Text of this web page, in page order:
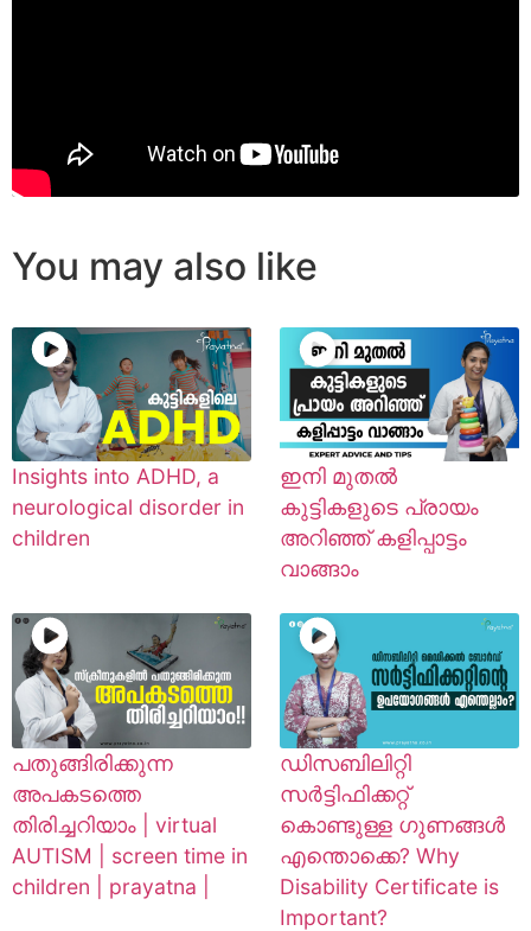
You may also like
Insights into ADHD, a
neurological disorder in
children
ഇനി മുതൽ
കുട്ടികളുടെ പ്രായം
അറിഞ്ഞ് കളിപ്പാട്ടം
വാങ്ങാം
പതുങ്ങിരിക്കുന്ന
അപകടത്തെ
തിരിച്ചറിയാം | virtual
AUTISM | screen time in
children | prayatna |
ഡിസബിലിറ്റി
സർട്ടിഫിക്കറ്റ്
കൊണ്ടുള്ള ഗുണങ്ങൾ
എന്തൊക്കെ? Why
Disability Certificate is
Important?